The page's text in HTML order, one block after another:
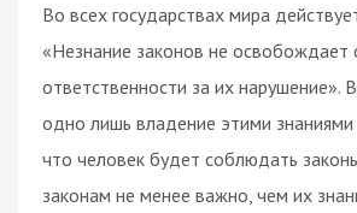
Во всех государствах мира
«Незнание законов не освобождает
ответственности за их нарушение».
одно лишь владение этими знаниями
что человек будет соблюдать
законам не менее важно, чем их